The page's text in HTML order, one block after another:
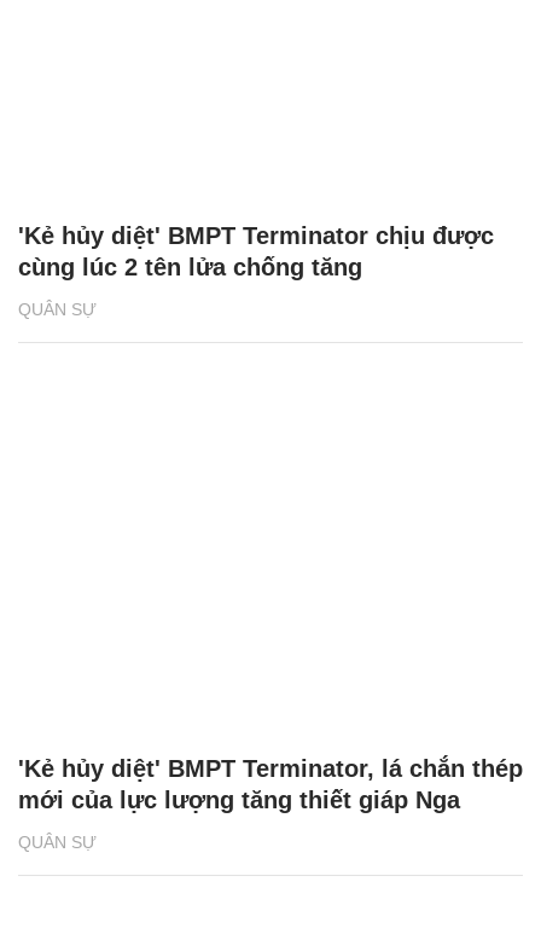
QUÂN SỰ
'Kẻ hủy diệt' BMPT Terminator chịu được
cùng lúc 2 tên lửa chống tăng
QUÂN SỰ
'Kẻ hủy diệt' BMPT Terminator, lá chắn thép
mới của lực lượng tăng thiết giáp Nga